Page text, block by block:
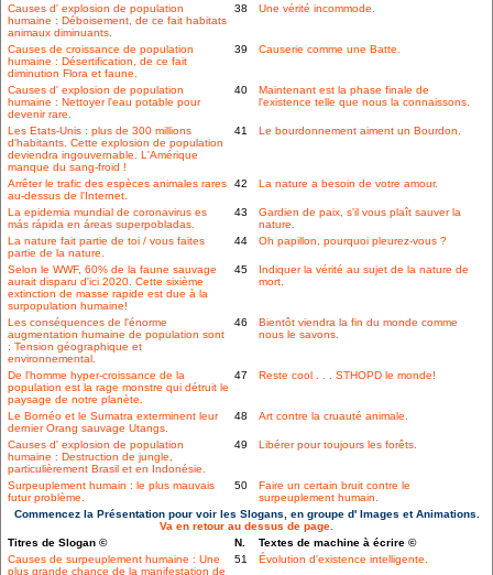
Causes d' explosion de population
humaine : Déboisement, de ce fait habitats
animaux diminuants.
38 Une vérité incommode.
Causes de croissance de population
humaine : Désertification, de ce fait
diminution Flora et faune.
39 Causerie comme une Batte.
Causes d' explosion de population
humaine : Nettoyer l'eau potable pour
devenir rare.
40
Maintenant est la phase finale de
l'existence telle que nous la connaissons.
Les Etats-Unis : plus de 300 millions
d'habitants. Cette explosion de population
deviendra ingouvernable. L'Amérique
manque du sang-froid !
41 Le bourdonnement aiment un Bourdon.
Arrêter le trafic des espèces animales rares
au-dessus de l'Internet.
42 La nature a besoin de votre amour.
La epidemia mundial de coronavirus es
más rápida en áreas superpobladas.
43
Gardien de paix, s'il vous plaît sauver la
nature.
La nature fait partie de toi / vous faites
partie de la nature.
44 Oh papillon, pourquoi pleurez-vous ?
Selon le WWF, 60% de la faune sauvage
aurait disparu d'ici 2020. Cette sixième
extinction de masse rapide est due à la
surpopulation humaine!
45
Indiquer la vérité au sujet de la nature de
mort.
Les conséquences de l'énorme
augmentation humaine de population sont
: Tension géographique et
environnemental.
46
Bientôt viendra la fin du monde comme
nous le savons.
De l'homme hyper-croissance de la
population est la rage monstre qui détruit le
paysage de notre planète.
47 Reste cool . . . STHOPD le monde!
Le Bornéo et le Sumatra exterminent leur
dernier Orang sauvage Utangs.
48 Art contre la cruauté animale.
Causes d' explosion de population
humaine : Destruction de jungle,
particulièrement Brasil et en Indonésie.
49 Libérer pour toujours les forêts.
Surpeuplement humain : le plus mauvais
futur problème.
50
Faire un certain bruit contre le
surpeuplement humain.
Commencez la Présentation pour voir les Slogans, en groupe d' Images et Animations.
Va en retour au dessus de page.
Titres de Slogan ©
N.
Textes de machine à écrire ©
Causes de surpeuplement humaine : Une
plus grande chance de la manifestation de
51 Évolution d'existence intelligente.